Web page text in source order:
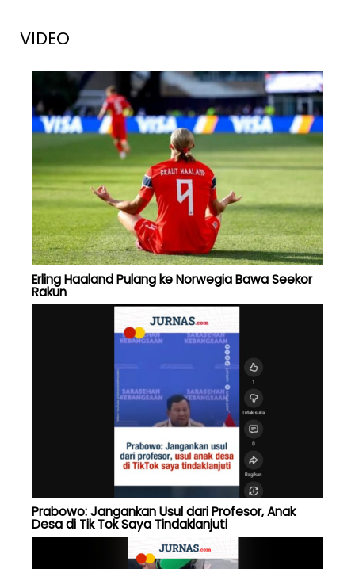
VIDEO
Erling Haaland Pulang ke Norwegia Bawa Seekor
Rakun
Prabowo: Jangankan Usul dari Profesor, Anak
Desa di Tik Tok Saya Tindaklanjuti